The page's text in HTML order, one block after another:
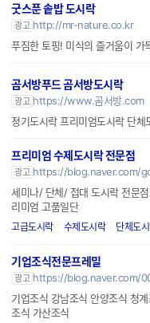
굿스푼 솥밥 도시락
광고 http://mr-nature.co.kr
곰서방푸드 곰서방도시락
광고 https://www.곰서방.com
정기도시락 프리미엄도시락 단체
프리미엄 수제도시락 전문점
광고 https://blog.naver.com/
세미나/ 단체/ 접대 도시락 전문
리미엄 고품일단
고급도시락 수제도시락
기업조식전문프레밀
광고 https://blog.naver.com/